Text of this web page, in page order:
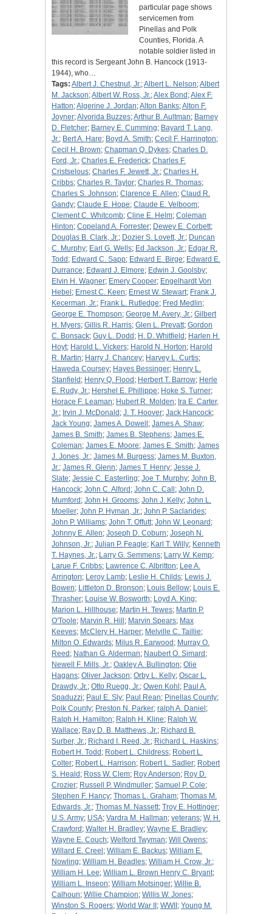
particular page shows
servicemen from
Pinellas and Polk
Counties, Florida. A
notable soldier listed in
this record is Sergeant John B. Hancock (1913-
1944), who…
Tags: Albert J. Chestnut, Jr.;Albert L. Nelson;Albert
M. Jackson;Albert W. Ross, Jr.;Alex Bond ;Alex F.
Hatton;Algerine J. Jordan;Alton Banks;Alton F.
Joyner;Alvorida Buzzes;Arthur B. Aultman; Barney
D. Fletcher; Barney E. Cumming; Bayard T. Lang,
Jr.; Bert A. Hare; Boyd A. Smith; Cecil F. Harrington;
Cecil H. Brown; Chapman Q. Dykes; Charles D.
Ford, Jr.; Charles E. Frederick; Charles F.
Cristselous; Charles F. Jewett, Jr.; Charles H.
Cribbs; Charles R. Taylor; Charles R. Thomas;
Charles S. Johnson; Clarence E. Allen; Claud R.
Gandy; Claude E. Hope; Claude E. Velboom;
Clement C. Whitcomb; Cline E. Helm; Coleman
Hinton; Copeland A. Forrester; Dewey E. Corbett;
Douglas B. Clark, Jr.; Dozier S. Lovett, Jr.; Duncan
C. Murphy; Earl G. Wells; Ed Jackson, Jr.; Edgar R.
Todd ; Edward C. Sapp; Edward E. Birge; Edward E.
Durrance; Edward J. Elmore; Edwin J. Goolsby;
Elvin H. Wagner; Emery Cooper; Engelhardt Von
Hebel ; Ernest C. Keen; Ernest W. Stewart; Frank J.
Kecerman, Jr.; Frank L. Rutledge; Fred Medlin;
George E. Thompson; George M. Avery, Jr.; Gilbert
H. Myers; Gillis R. Harris; Glen L. Prevatt; Gordon
C. Bonsack; Guy L. Dodd ; H. D. Whitfield ; Harlen H.
Hoyt; Harold L. Vickers; Harold N. Horton; Harold
R. Martin; Harry J. Chancey; Harvey L. Curtis;
Haweda Coursey; Hayes Bessinger; Henry L.
Stanfield ; Henry Q. Flood ; Herbert T. Barrow; Herle
E. Rudy, Jr.; Hershel E. Phillippe; Hoke S. Turner;
Horace F. Leaman; Hubert R. Molden; Ira E. Carter,
Jr.; Irvin J. McDonald ; J. T. Hoover; Jack Hancock;
Jack Young; James A. Dowell ; James A. Shaw;
James B. Smith; James B. Stephens; James E.
Coleman; James E. Moore; James E. Smith; James
J. Jones, Jr.; James M. Burgess; James M. Buxton,
Jr.; James R. Glenn; James T. Henry; Jesse J.
Slate; Jessie C. Easterling; Joe T. Murphy; John B.
Hancock; John C. Alford ; John C. Call ; John D.
Mumford ; John H. Grooms; John J. Kelly; John L.
Moeller; John P. Hyman, Jr.; John P. Saclarides;
John P. Williams; John T. Offutt; John W. Leonard ;
Johnny E. Allen; Joseph D. Coburn; Joseph N.
Johnson, Jr.; Julian P. Feagle; Karl T. Willy; Kenneth
T. Haynes, Jr.; Larry G. Semmens; Larry W. Kemp;
Larue F. Cribbs; Lawrence C. Albritton; Lee A.
Arrington; Leroy Lamb; Leslie H. Childs; Lewis J.
Bowen; Littleton D. Bronson; Louis Bellow; Louis E.
Thrasher; Louise W. Bosworth; Loyd A. King;
Marion L. Hillhouse; Martin H. Tewes; Martin P.
O'Toole; Marvin R. Hill ; Marvin Spears; Max
Keeves; McClery H. Harper; Melville C. Taillie;
Milton O. Edwards; Milus R. Earwood ; Murray O.
Reed ; Nathan G. Alderman; Naubert O. Simard ;
Newell F. Mills, Jr.; Oakley A. Bullington; Olie
Hagans; Oliver Jackson; Orby L. Kelly; Oscar L.
Drawdy, Jr.; Otto Ruegg, Jr.; Owen Kohl ; Paul A.
Spaduzzi; Paul E. Sly; Paul Rean; Pinellas County;
Polk County; Preston N. Parker; ralph A. Daniel ;
Ralph H. Hamilton; Ralph H. Kline; Ralph W.
Wallace; Ray D. B. Matthews, Jr.; Richard B.
Surber, Jr.; Richard I. Reed, Jr.; Richard L. Haskins;
Robert H. Todd ; Robert L. Childress; Robert L.
Colter; Robert L. Harrison; Robert L. Sadler; Robert
S. Heald ; Ross W. Clem; Roy Anderson; Roy D.
Crozier; Russell P. Windmuller; Samuel P. Cole;
Stephen F. Hancy; Thomas L. Graham; Thomas M.
Edwards, Jr.; Thomas M. Nassett; Troy E. Hottinger;
U.S. Army; USA; Vardra M. Hallman; veterans; W. H.
Crawford ; Walter H. Bradley; Wayne E. Bradley;
Wayne E. Couch; Welford Twyman; Will Owens;
Willard E. Creel ; William E. Backus; William E.
Nowling; William H. Beadles; William H. Crow, Jr.;
William H. Lee; William L. Brown Henry C. Bryant;
William L. Inseon; William Motsinger; Willie B.
Calhoun; Willie Champion; Willis W. Jones;
Winston S. Rogers; World War II ; WWII ; Young M.